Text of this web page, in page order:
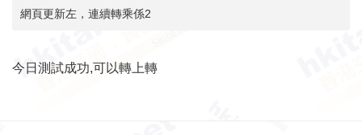
網頁更新左，連續轉乘係2
今日測試成功,可以轉上轉